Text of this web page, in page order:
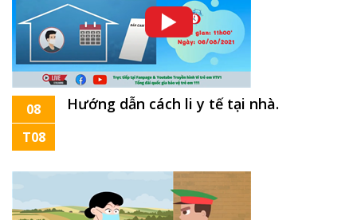
08
T08
Hướng dẫn cách li y tế tại nhà.